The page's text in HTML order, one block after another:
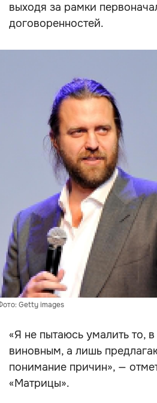
выходя за рамки
договоренностей.
Getty images
«Я не пытаюсь умалить то,
виновным, а лишь
понимание причин», —
«Матрицы».